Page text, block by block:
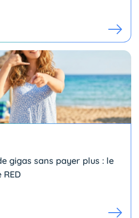
gigas sans payer plus : le